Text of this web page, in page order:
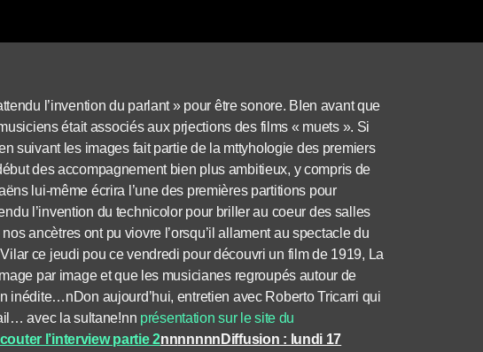
l’invention du parlant » pour être sonore. BIen avant que
était associés aux prjections des films « muets ». Si
suivant les images fait partie de la mttyhologie des premiers
des accompagnement bien plus ambitieux, y compris de
lui-même écrira l’une des premières partitions pour
l’invention du technicolor pour briller au coeur des salles
ancètres ont pu viovre l’orsqu’il allament au spectacle du
ce jeudi pou ce vendredi pour découvri un film de 1919, La
par image et que les musicianes regroupés autour de
inédite…nDon aujourd’hui, entretien avec Roberto Tricarri qui
avec la sultane!nn présentation sur le site du
l’interview partie 2nnnnnnnDiffusion : lundi 17